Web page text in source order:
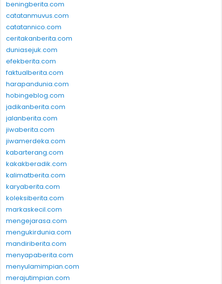
beningberita.com
catatanmuvus.com
catatannico.com
ceritakanberita.com
duniasejuk.com
efekberita.com
faktualberita.com
harapandunia.com
hobingeblog.com
jadikanberita.com
jalanberita.com
jiwaberita.com
jiwamerdeka.com
kabarterang.com
kakakberadik.com
kalimatberita.com
karyaberita.com
koleksiberita.com
markaskecil.com
mengejarasa.com
mengukirdunia.com
mandiriberita.com
menyapaberita.com
menyulamimpian.com
merajutimpian.com